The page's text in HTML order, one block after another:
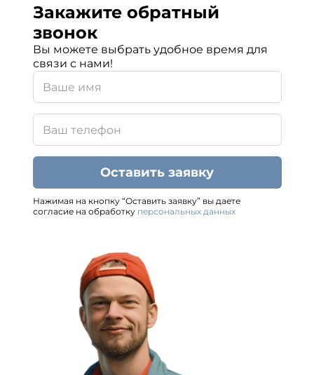
Закажите обратный
звонок
Вы можете выбрать удобное время для
связи с нами!
Оставить заявку
Нажимая на кнопку “Оставить заявку” вы даете
согласие на обработку персональных данных